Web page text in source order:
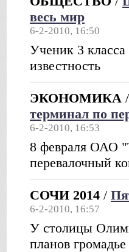
весь мир
6-2-2010, 16:50
Ученик 3
известность
ЭКОНОМИКА /
терминал по
6-2-2010, 16:53
8 февраля ОАО
перевалочный
СОЧИ 2014 /
6-2-2010, 16:57
У столицы
планов громадье